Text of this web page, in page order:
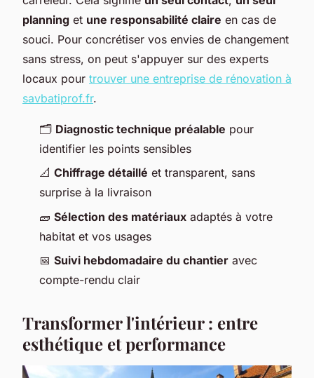
planning et une responsabilité claire en cas de
souci. Pour concrétiser vos envies de changement
sans stress, on peut s'appuyer sur des experts
locaux pour trouver une entreprise de rénovation à
savbatiprof.fr.
🗂️ Diagnostic technique préalable pour
identifier les points sensibles
📐 Chiffrage détaillé et transparent, sans
surprise à la livraison
🧱 Sélection des matériaux adaptés à votre
habitat et vos usages
📅 Suivi hebdomadaire du chantier avec
compte-rendu clair
Transformer l'intérieur : entre
esthétique et performance